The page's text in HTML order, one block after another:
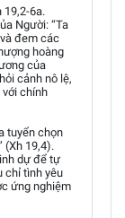
19,2-6a.
Người: “Ta
đem các
hoàng
của
cảnh nô lệ,
chính
tuyển chọn
(Xh 19,4).
dự để tự
chỉ tình yêu
ứng nghiệm